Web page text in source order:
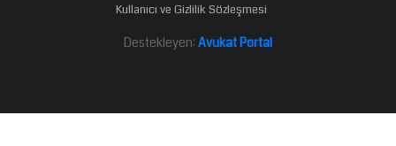
Kullanıcı ve Gizlilik Sözleşmesi
Destekleyen: Avukat Portal